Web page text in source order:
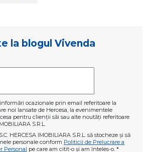
la blogul Vivenda
ocazionale prin email referitoare la
noi lansate de Hercesa, la evenimentele
pentru clienții săi sau alte noutăți referitoare
S.R.L.
HERCESA IMOBILIARA S.R.L. să stocheze și să
personale conform Politicii de Prelucrare a
Personal pe care am citit-o și am înteles-o. *